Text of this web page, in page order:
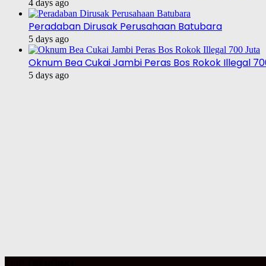
4 days ago
Peradaban Dirusak Perusahaan Batubara
5 days ago
Oknum Bea Cukai Jambi Peras Bos Rokok Illegal
5 days ago